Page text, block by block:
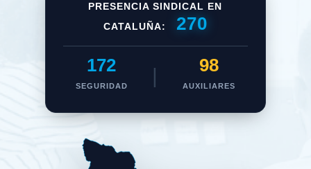
PRESENCIA SINDICAL EN
CATALUÑA:
270
172
SEGURIDAD | 98
AUXILIARES